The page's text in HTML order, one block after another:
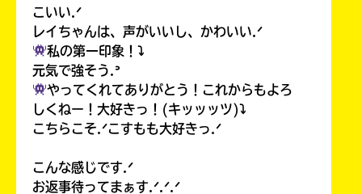
こいい.ᐟ
レイちゃんは、声がいいし、かわいい.ᐟ
私の第一印象！⤵︎
元気で強そう.ᐣ
やってくれてありがとう！これからもよろ
しくねー！大好きっ！(キッッッツ)⤵︎
こちらこそ.ᐟこすもも大好きっ.ᐟ
こんな感じです.ᐟ
お返事待ってまぁす.ᐟ.ᐟ.ᐟ